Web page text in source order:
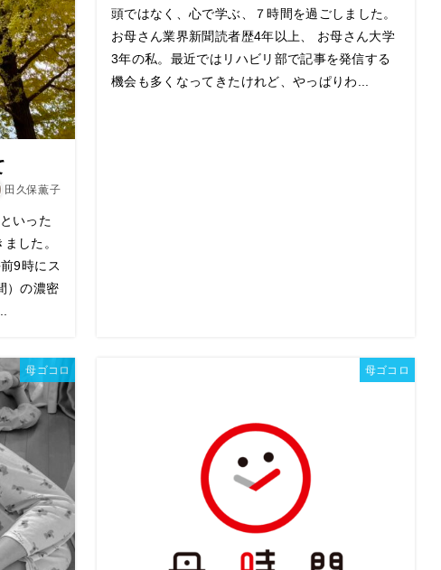
田久保薫子
いった
した。
9時にス
）の濃密
頭ではなく、心で学ぶ、７時間を過ごしました。
お母さん業界新聞読者歴4年以上、 お母さん大学
3年の私。最近ではリハビリ部で記事を発信する
機会も多くなってきたけれど、やっぱりわ...
母ゴコロ 母ゴコロ